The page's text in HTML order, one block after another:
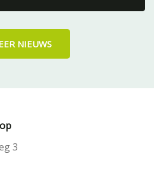
NIEUWS
3